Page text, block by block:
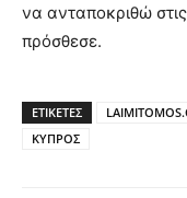
να ανταποκριθώ
πρόσθεσε.
ΕΤΙΚΕΤΕΣ
ΚΥΠΡΟΣ